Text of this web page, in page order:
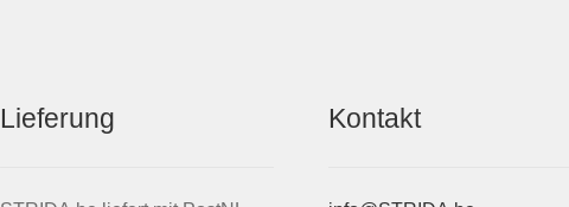
Lieferung Kontakt